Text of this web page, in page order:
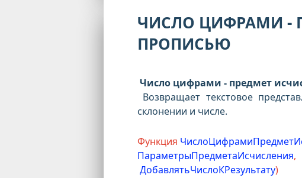
ЧИСЛО ЦИФРАМИ -
ПРОПИСЬЮ
Число цифрами - предмет
Возвращает текстовое
склонении и числе.
Функция
ПараметрыПредметаИсчисления,
ДобавлятьЧислоКРезультату)